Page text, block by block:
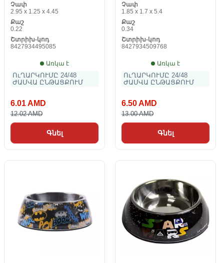
Չափ
2.95 x 1.25 x 4.45
Քաշ
0.22
Շտրիխ-կոդ
8427934495085
Առկա է
ՈւՂԱՐԿՈՒՄԸ 24/48
ԺԱՄՎԱ ԸՆԹԱՑՔՈՒՄ
6.01 AMD
12.02 AMD
Գնել
Չափ
1.85 x 1.7 x 5.4
Քաշ
0.34
Շտրիխ-կոդ
8427934509768
Առկա է
ՈւՂԱՐԿՈՒՄԸ 24/48
ԺԱՄՎԱ ԸՆԹԱՑՔՈՒՄ
6.50 AMD
13.00 AMD
Գնել